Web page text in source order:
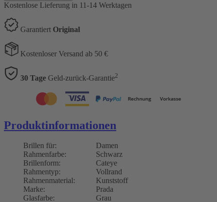
Kostenlose Lieferung in 11-14 Werktagen
Garantiert Original
Kostenloser Versand ab 50 €
30 Tage Geld-zurück-Garantie2
Produktinformationen
Brillen für:
Damen
Rahmenfarbe:
Schwarz
Brillenform:
Cateye
Rahmentyp:
Vollrand
Rahmenmaterial:
Kunststoff
Marke:
Prada
Glasfarbe:
Grau